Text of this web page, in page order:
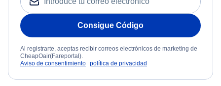
Consigue Código
Al registrarte, aceptas recibir correos electrónicos de marketing de
CheapOair(Fareportal).
Aviso de consentimiento política de privacidad